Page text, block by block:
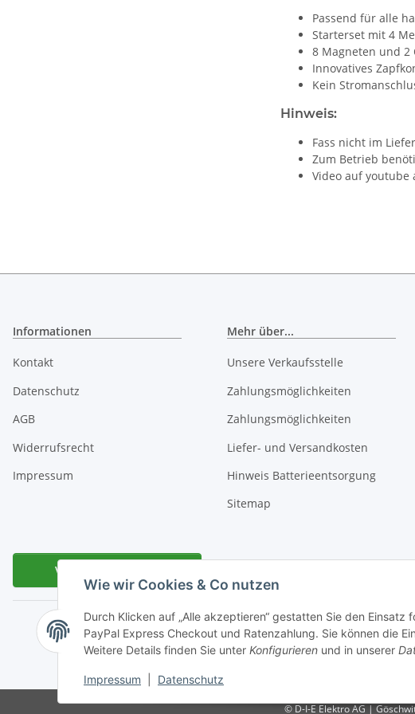
Wie wir Cookies & Co nutzen
Durch Klicken auf „Alle akzeptieren“ gestatten Sie den
PayPal Express Checkout und Ratenzahlung. Sie können die
Weitere Details finden Sie unter Konfigurieren und in unserer
Impressum Datenschutz
Passend für alle
Starterset mit 4
8 Magneten und 2
Innovatives
Kein
Hinweis:
Fass nicht im
Zum Betrieb
Video auf youtube
Informationen
Kontakt
Datenschutz
AGB
Widerrufsrecht
Impressum
Mehr über...
Unsere Verkaufsstelle
Zahlungsmöglichkeiten
Zahlungsmöglichkeiten
Liefer- und Versandkosten
Hinweis Batterieentsorgung
Sitemap
Vertrag widerrufen
Miele Beratungs-Hotline: Tel. 036691 - 900067 | Mo - Do: 05.00 -
| -
© D-I-E Elektro AG |